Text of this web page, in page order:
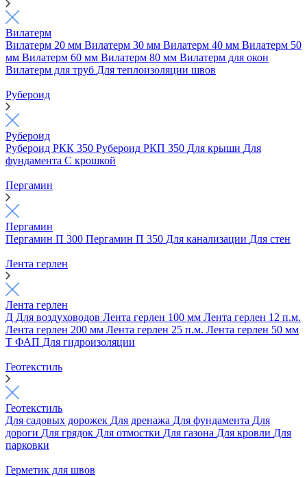
Вилатерм
Вилатерм 20 мм Вилатерм 30 мм Вилатерм 40 мм Вилатерм 50
мм Вилатерм 60 мм Вилатерм 80 мм Вилатерм для окон
Вилатерм для труб Для теплоизоляции швов
Рубероид
Рубероид
Рубероид РКК 350 Рубероид РКП 350 Для крыши Для
фундамента С крошкой
Пергамин
Пергамин
Пергамин П 300 Пергамин П 350 Для канализации Для стен
Лента герлен
Лента герлен
Д Для воздуховодов Лента герлен 100 мм Лента герлен 12 п.м.
Лента герлен 200 мм Лента герлен 25 п.м. Лента герлен 50 мм
Т ФАП Для гидроизоляции
Геотекстиль
Геотекстиль
Для садовых дорожек Для дренажа Для фундамента Для
дороги Для грядок Для отмостки Для газона Для кровли Для
парковки
Герметик для швов